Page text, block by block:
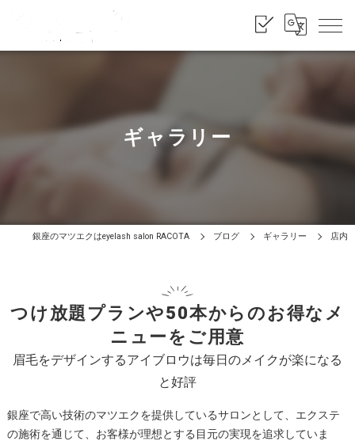
ギャラリー
銀座のマツエクはeyelash salon RACOTA ブログ ギャラリー 店内
つけ放題プランや50本からのお得なメ
ニューをご用意
眉毛をデザインするアイブロウは毎日のメイクが楽になる
と好評
銀座で高い技術のマツエクを提供しているサロンとして、エクステ
の施術を通じて、お客様が理想とする目元の実現を追求していま